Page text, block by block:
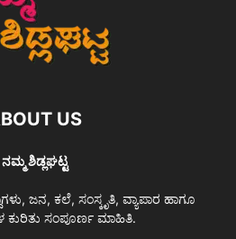
US
ನಮ್ಮ ಶಿಡ್ಲಘಟ್ಟ
ಜನ, ಕಲೆ, ಸಂಸ್ಕೃತಿ, ವ್ಯಾಪಾರ ಹಾಗೂ
ಕುರಿತು ಸಂಪೂರ್ಣ ಮಾಹಿತಿ.